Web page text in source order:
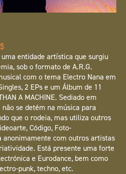
uma entidade artística que surgiu
sob o formato de A.R.G.
com o tema Electro Nana em
2 EPs e um Álbum de 11
A MACHINE. Sediado em
se detém na música para
que o rodeia, mas utiliza outros
Código, Foto-
com outros artistas
Está presente uma forte
e Eurodance, bem como
punk, techno, etc.